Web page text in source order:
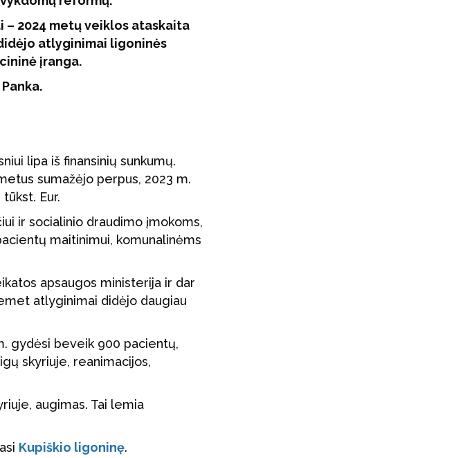
– 2024 metų veiklos ataskaita
atlyginimai ligoninės
įranga.
lipa iš finansinių sunkumų.
sumažėjo perpus, 2023 m.
Eur.
ir socialinio draudimo įmokoms,
maitinimui, komunalinėms
apsaugos ministerija ir dar
atlyginimai didėjo daugiau
gydėsi beveik 900 pacientų,
skyriuje, reanimacijos,
augimas. Tai lemia
Kupiškio ligoninę.